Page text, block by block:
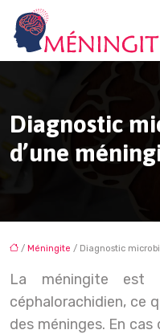
Diagnostic
d’une
/ Méningite / Diagnostic
La méningite est
céphalorachidien, ce
des méninges. En cas